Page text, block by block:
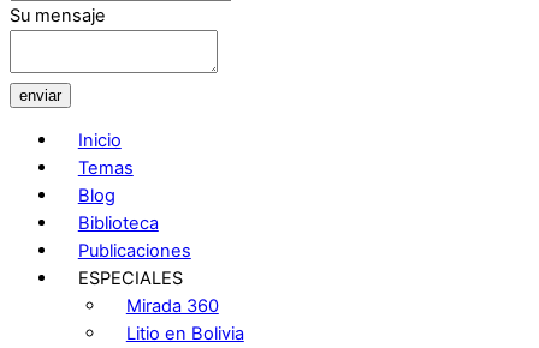
Su mensaje
enviar
Inicio
Temas
Blog
Biblioteca
Publicaciones
ESPECIALES
Mirada 360
Litio en Bolivia